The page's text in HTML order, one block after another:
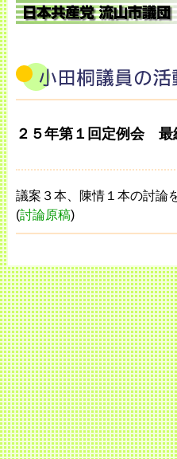
２５年第１回定例会 最
議案３本、陳情１本の討論
(討論原稿)